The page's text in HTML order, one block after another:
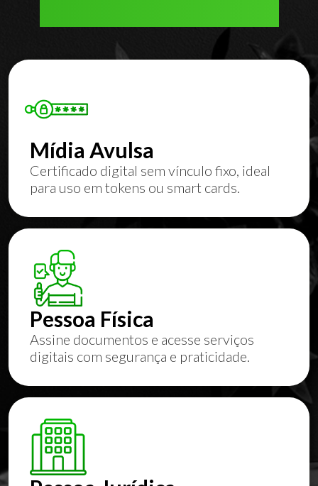
Mídia Avulsa
Certificado digital sem vínculo fixo, ideal
para uso em tokens ou smart cards.
Pessoa Física
Assine documentos e acesse serviços
digitais com segurança e praticidade.